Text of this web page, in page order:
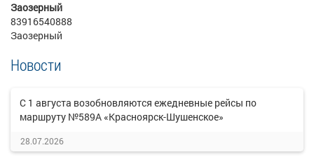
Заозерный
83916540888
Заозерный
Новости
С 1 августа возобновляются ежедневные рейсы по
маршруту №589А «Красноярск-Шушенское»
28.07.2026